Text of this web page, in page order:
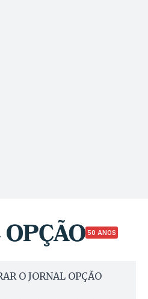
50 ANOS
O JORNAL OPÇÃO